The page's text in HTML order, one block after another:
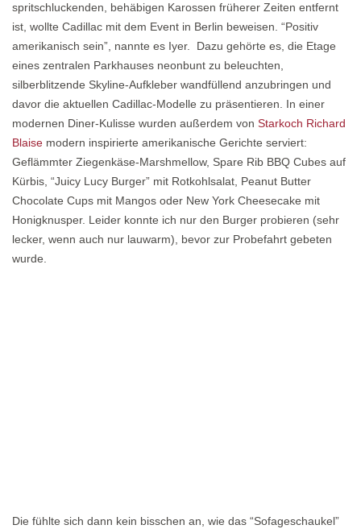
spritschluckenden, behäbigen Karossen früherer Zeiten entfernt
ist, wollte Cadillac mit dem Event in Berlin beweisen. “Positiv
amerikanisch sein”, nannte es Iyer. Dazu gehörte es, die Etage
eines zentralen Parkhauses neonbunt zu beleuchten,
silberblitzende Skyline-Aufkleber wandfüllend anzubringen und
davor die aktuellen Cadillac-Modelle zu präsentieren. In einer
modernen Diner-Kulisse wurden außerdem von Starkoch Richard
Blaise modern inspirierte amerikanische Gerichte serviert:
Geflämmter Ziegenkäse-Marshmellow, Spare Rib BBQ Cubes auf
Kürbis, “Juicy Lucy Burger” mit Rotkohlsalat, Peanut Butter
Chocolate Cups mit Mangos oder New York Cheesecake mit
Honigknusper. Leider konnte ich nur den Burger probieren (sehr
lecker, wenn auch nur lauwarm), bevor zur Probefahrt gebeten
wurde.
Die fühlte sich dann kein bisschen an, wie das “Sofageschaukel”